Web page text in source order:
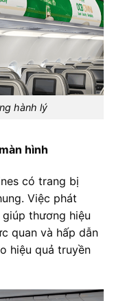
hành lý
hình
có trang bị
Việc phát
thương hiệu
quan và hấp dẫn
hiệu quả truyền